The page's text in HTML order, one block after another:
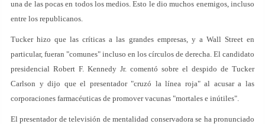
una de las pocas en todos los medios. Esto le dio muchos enemigos, incluso
entre los republicanos.
Tucker hizo que las críticas a las grandes empresas, y a Wall Street en
particular, fueran "comunes" incluso en los círculos de derecha. El candidato
presidencial Robert F. Kennedy Jr. comentó sobre el despido de Tucker
Carlson y dijo que el presentador "cruzó la línea roja" al acusar a las
corporaciones farmacéuticas de promover vacunas "mortales e inútiles".
El presentador de televisión de mentalidad conservadora se ha pronunciado